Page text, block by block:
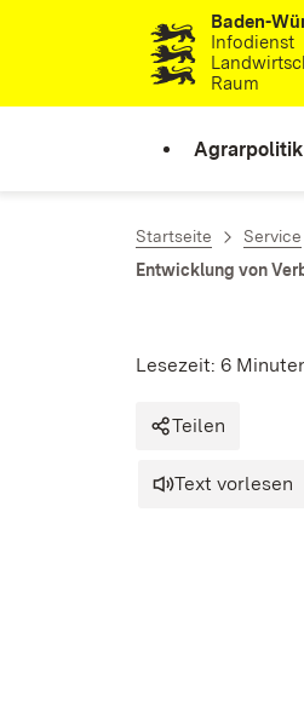
Zum Inhalt springen
Baden-
Infodienst
Raum
Startseite Service
Entwicklung von
Lesezeit: 6
Teilen
Text vorlesen